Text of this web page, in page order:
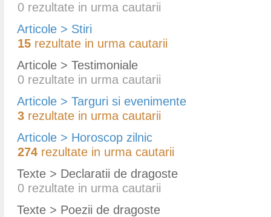
0 rezultate in urma cautarii
Articole > Stiri
15 rezultate in urma cautarii
Articole > Testimoniale
0 rezultate in urma cautarii
Articole > Targuri si evenimente
3 rezultate in urma cautarii
Articole > Horoscop zilnic
274 rezultate in urma cautarii
Texte > Declaratii de dragoste
0 rezultate in urma cautarii
Texte > Poezii de dragoste